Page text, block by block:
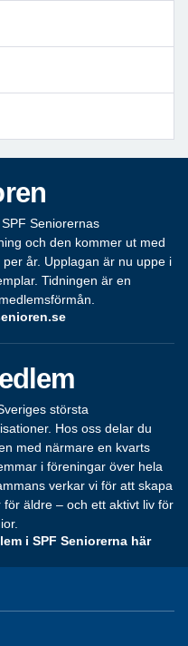
Seniorernas
och den kommer ut med
per år. Upplagan är nu uppe i
Tidningen är en
största
Hos oss delar du
med närmare en kvarts
i föreningar över hela
verkar vi för att skapa
för äldre – och ett aktivt liv för
i SPF Seniorerna här